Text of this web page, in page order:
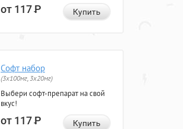
от 117Р Купить
Софт набор
(3x100мг, 3x20мг)
Выбери софт-препарат на свой
вкус!
от 117Р Купить